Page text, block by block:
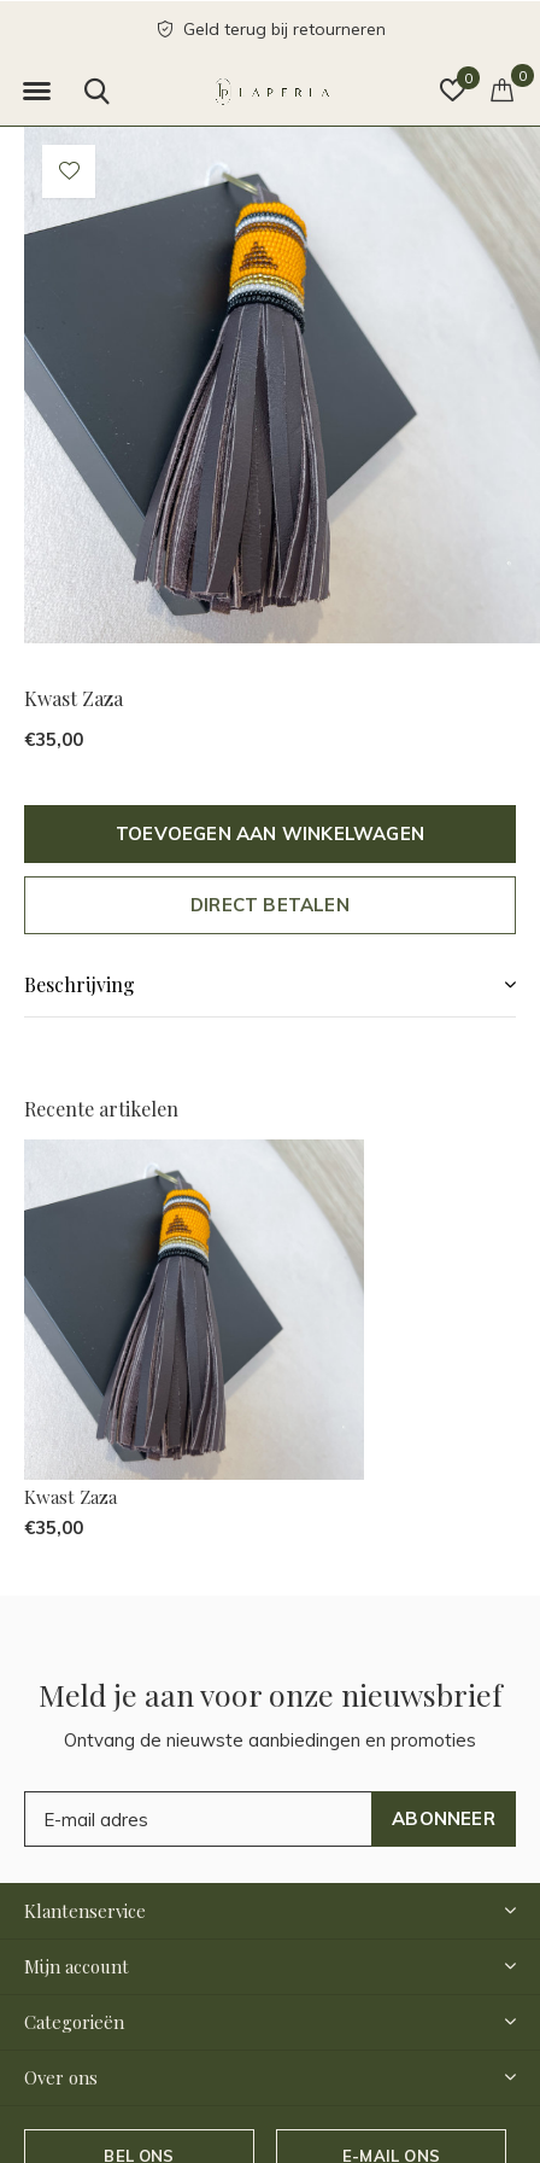
0 0
Geld terug bij retourneren
Kwast Zaza
€35,00
TOEVOEGEN AAN WINKELWAGEN
DIRECT BETALEN
Beschrijving
Recente artikelen
Kwast Zaza
€35,00
Meld je aan voor onze nieuwsbrief
Ontvang de nieuwste aanbiedingen en promoties
ABONNEER
Klantenservice
Mijn account
Categorieën
Over ons
BEL ONS E-MAIL ONS